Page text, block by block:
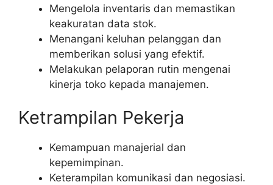
Mengelola inventaris dan memastikan
keakuratan data stok.
Menangani keluhan pelanggan dan
memberikan solusi yang efektif.
Melakukan pelaporan rutin mengenai
kinerja toko kepada manajemen.
Ketrampilan Pekerja
Kemampuan manajerial dan
kepemimpinan.
Keterampilan komunikasi dan negosiasi.